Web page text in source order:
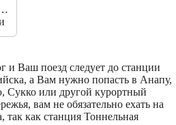
и Ваш поезд следует до станции
а Вам нужно попасть в Анапу,
Сукко или другой курортный
вам не обязательно ехать на
так как станция Тоннельная